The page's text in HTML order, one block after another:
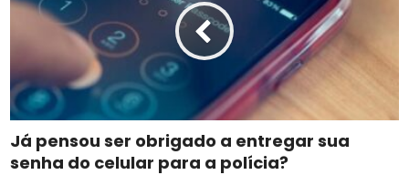
Já pensou ser obrigado a entregar sua
senha do celular para a polícia?